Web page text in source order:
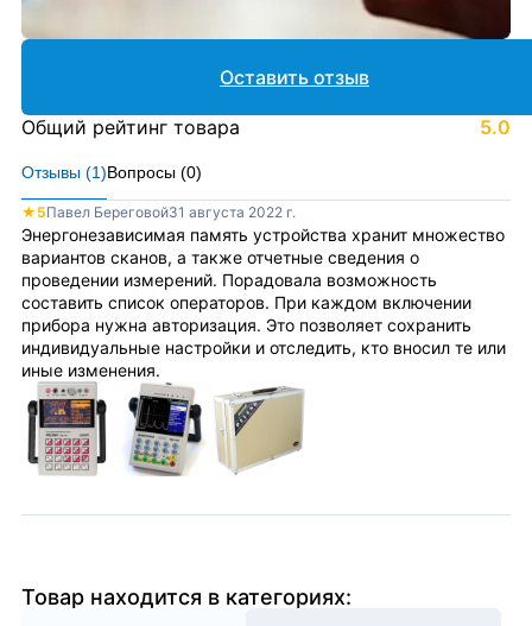
Отзывы (1)Вопросы (0)
★ 5Павел Береговой31 августа 2022 г.
Энергонезависимая память устройства хранит множество
вариантов сканов, а также отчетные сведения о
проведении измерений. Порадовала возможность
составить список операторов. При каждом включении
прибора нужна авторизация. Это позволяет сохранить
индивидуальные настройки и отследить, кто вносил те или
иные изменения.
Оставить отзыв
Общий рейтинг товара 5.0
Товар находится в категориях: